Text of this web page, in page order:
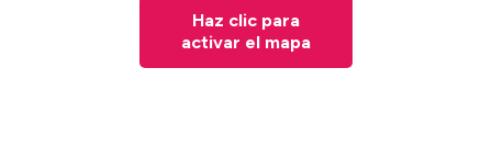
Haz clic para
activar el mapa